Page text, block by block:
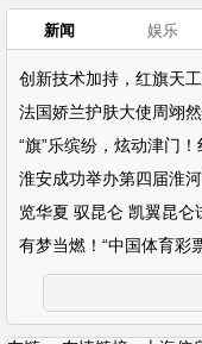
新闻 娱乐
创新技术加持，红旗天
法国娇兰护肤大使周翊
“旗”乐缤纷，炫动津门
览华夏 驭昆仑 凯翼昆仑
有梦当燃！“中国体育彩